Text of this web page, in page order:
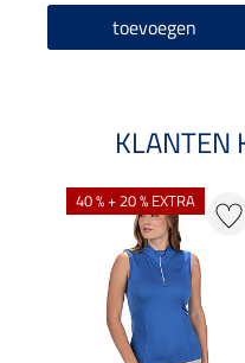
toevoegen
KLANTEN
40 % + 20 % EXTRA